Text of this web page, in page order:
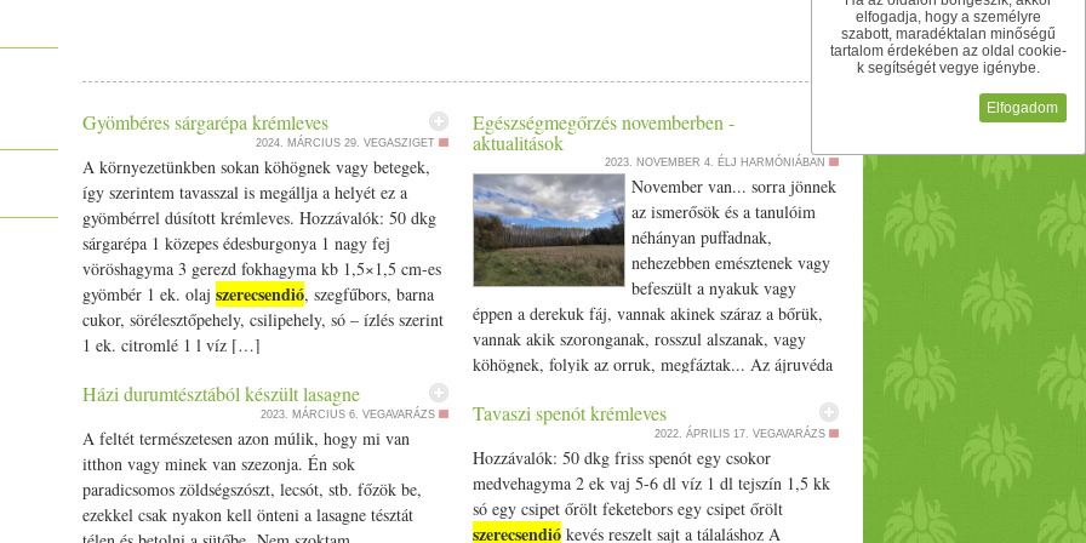
t, alaposan összekeverjük, és az illatos keveréket jól záródó
üvegben tároljuk.
magokkal ( ezt akartam, csak nem kaptam gránátalmát). Reszelhetünk rá növényi sajtot is. Ha valakinek van
kedve: pekándiót mézzel megcsurgatsz, kisütöd a sütőben- nagyon finom, azt is lehetne a tetejére tenni, illene.
Köret: a quinoát megmossuk, sóval megfőzzük. Az édesburgonyát külön kockára vágva szintén kifőzzük. A
végén összeborítjuk. A salátához dresszing: 1 kiskanál mustár, méz, citrom, főzőtejszín, repceolaj. A salátába
mangót aprítottam, lehet rá reszelt sajtot is, szárított kenyérkockát és összekutyulod. Mehet bele mindenféle
vékonyra vágott paprika. Mennyei! :)
Gyömbéres sárgarépa krémleves
2024. MÁRCIUS 29. VEGASZIGET
A környezetünkben sokan köhögnek vagy betegek,
így szerintem tavasszal is megállja a helyét ez a
gyömbérrel dúsított krémleves. Hozzávalók: 50 dkg
sárgarépa 1 közepes édesburgonya 1 nagy fej
vöröshagyma 3 gerezd fokhagyma kb 1,5×1,5 cm-es
gyömbér 1 ek. olaj szerecsendió, szegfűbors, barna
cukor, sörélesztőpehely, csilipehely, só – ízlés szerint
1 ek. citromlé 1 l víz […]
Házi durumtésztából készült lasagne
2023. MÁRCIUS 6. VEGAVARÁZS
A feltét természetesen azon múlik, hogy mi van
itthon vagy minek van szezonja. Én sok
paradicsomos zöldségszószt, lecsót, stb. főzök be,
ezekkel csak nyakon kell önteni a lasagne tésztát
Egészségmegőrzés novemberben -
aktualitások
2023. NOVEMBER 4. ÉLJ HARMÓNIÁBAN
November van... sorra jönnek
az ismerősök és a tanulóim
néhányan puffadnak,
nehezebben emésztenek vagy
befeszült a nyakuk vagy
éppen a derekuk fáj, vannak akinek száraz a bőrük,
vannak akik szoronganak, rosszul alszanak, vagy
köhögnek, folyik az orruk, megfáztak... Az ájruvéda
világ működéséről és a környezeti hatásokról. Ha Te
is megfigyeled a természetet novemberben a
hőmérséklet jelentősen lecsökken, a hideg egyre
tartósabban lesz jelen az életünkben, egyre erősödik a
hideg szél, a hideg szeles napokat, nyirkos, esős
Tavaszi spenót krémleves
2022. ÁPRILIS 17. VEGAVARÁZS
Hozzávalók: 50 dkg friss spenót egy csokor
medvehagyma 2 ek vaj 5-6 dl víz 1 dl tejszín 1,5 kk
só egy csipet őrölt feketebors egy csipet őrölt
szerecsendiókevés reszelt sajt a tálaláshoz A
elfogadja, hogy a személyre
szabott, maradéktalan minőségű
tartalom érdekében az oldal cookie-
k segítségét vegye igénybe.
Elfogadom